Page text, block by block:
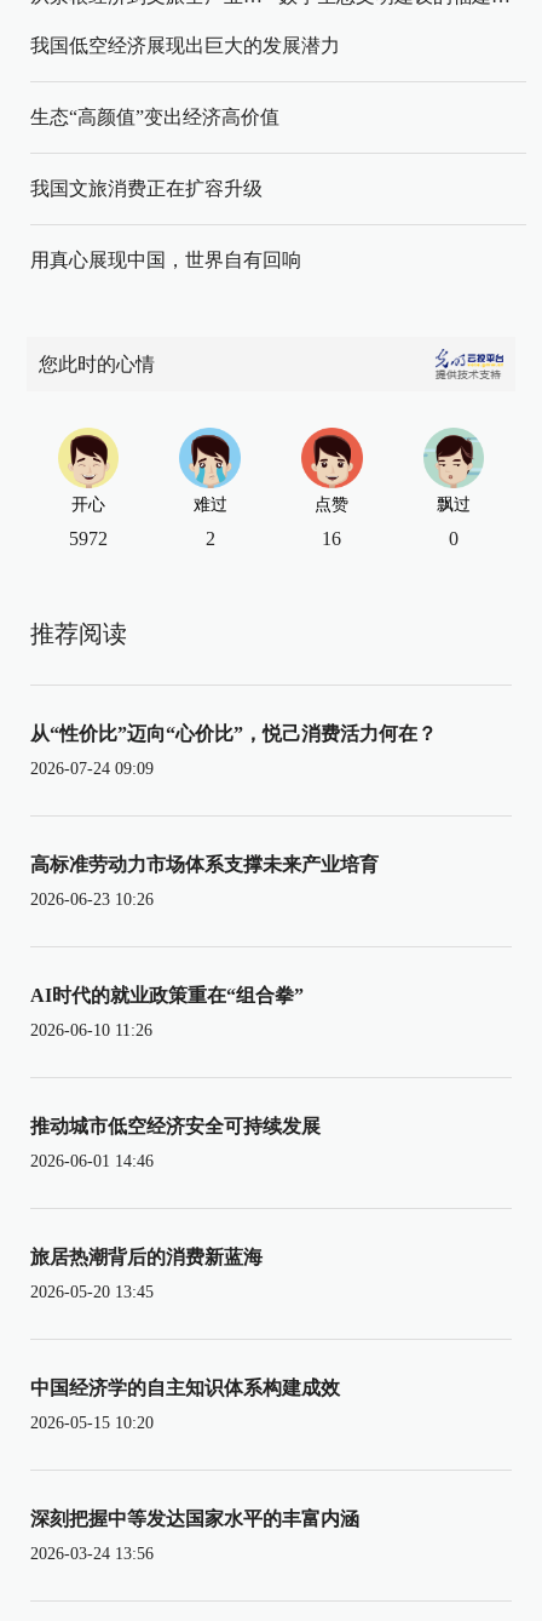
我国低空经济展现出巨大的发展潜力
生态“高颜值”变出经济高价值
我国文旅消费正在扩容升级
用真心展现中国，世界自有回响
您此时的心情
开心
5972
难过
2
点赞
16
飘过
0
推荐阅读
从“性价比”迈向“心价比”，悦己消费活力何在？
2026-07-24 09:09
高标准劳动力市场体系支撑未来产业培育
2026-06-23 10:26
AI时代的就业政策重在“组合拳”
2026-06-10 11:26
推动城市低空经济安全可持续发展
2026-06-01 14:46
旅居热潮背后的消费新蓝海
2026-05-20 13:45
中国经济学的自主知识体系构建成效
2026-05-15 10:20
深刻把握中等发达国家水平的丰富内涵
2026-03-24 13:56